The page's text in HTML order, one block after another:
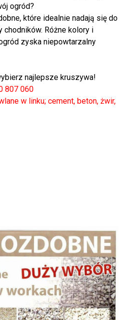
ogród?
które idealnie nadają się do
Różne kolory i
zyska niepowtarzalny
najlepsze kruszywa!
807 060
w linku; cement, beton, żwir,